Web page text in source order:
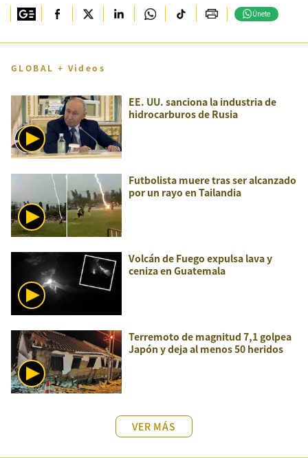
Únete
GLOBAL + Videos
EE. UU. sanciona la industria de
hidrocarburos de Rusia
Futbolista muere tras ser alcanzado
por un rayo en Tailandia
Volcán de Fuego expulsa lava y
ceniza en Guatemala
Terremoto de magnitud 7,1 golpea
Japón y deja al menos 50 heridos
VER MÁS